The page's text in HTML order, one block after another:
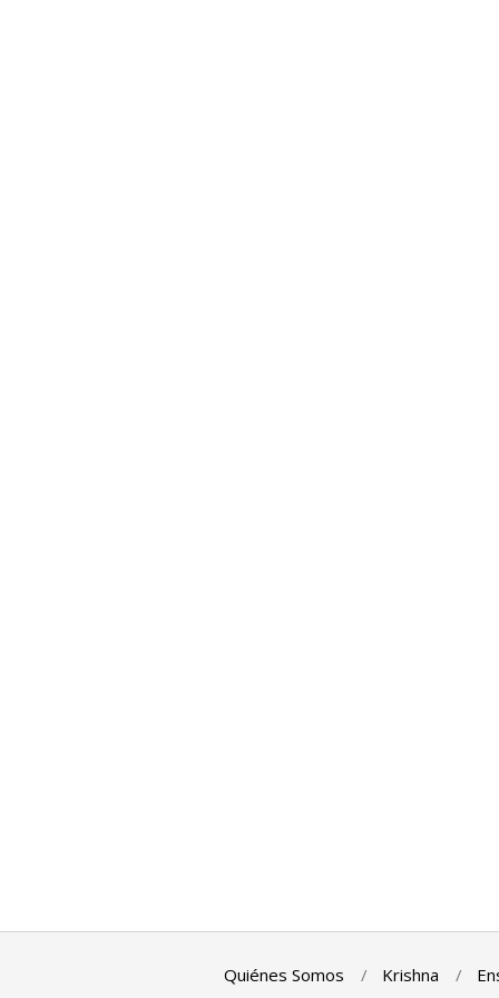
Quiénes Somos Krishna